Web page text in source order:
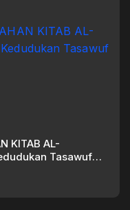
KITAB AL-
Tasawuf